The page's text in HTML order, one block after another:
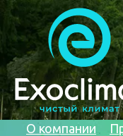
О компании